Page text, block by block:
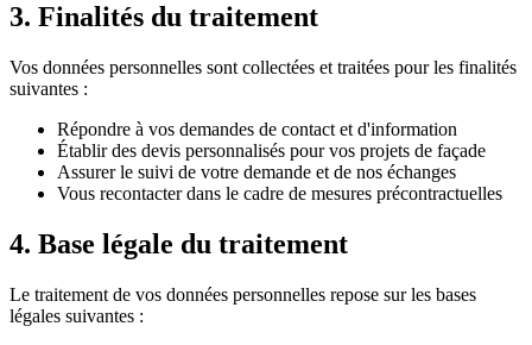
3. Finalités du traitement
Vos données personnelles sont collectées et traitées pour les finalités
suivantes :
Répondre à vos demandes de contact et d'information
Établir des devis personnalisés pour vos projets de façade
Assurer le suivi de votre demande et de nos échanges
Vous recontacter dans le cadre de mesures précontractuelles
4. Base légale du traitement
Le traitement de vos données personnelles repose sur les bases
légales suivantes :